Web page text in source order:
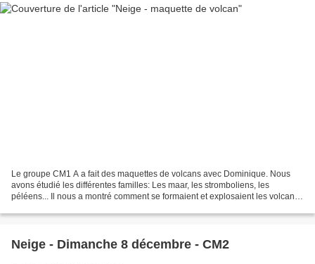
Le groupe CM1 A a fait des maquettes de volcans avec Dominique. Nous
avons étudié les différentes familles: Les maar, les stromboliens, les
péléens... Il nous a montré comment se formaient et explosaient les volcans.
Neige - Dimanche 8 décembre - CM2